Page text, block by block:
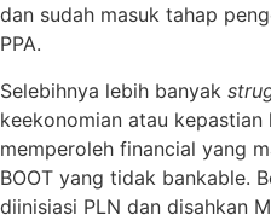
dan sudah masuk tahap
PPA.
Selebihnya lebih banyak
keekonomian atau
memperoleh financial yang
BOOT yang tidak bankable.
diinisiasi PLN dan disahkan